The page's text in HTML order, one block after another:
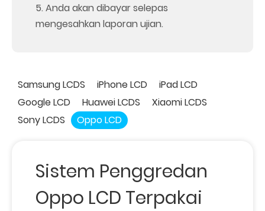
5. Anda akan dibayar selepas
mengesahkan laporan ujian.
Samsung LCDS iPhone LCD
iPad LCD
Google LCD
Huawei LCDS
Xiaomi LCDS
Sony LCDS
Oppo LCD
Sistem Penggredan
Oppo LCD Terpakai